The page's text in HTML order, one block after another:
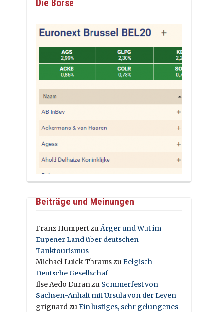
Die Börse
Beiträge und Meinungen
Franz HumpertzuÄrger und Wut im
Eupener Land über deutschen
Tanktourismus
Michael Luick-ThramszuBelgisch-
Deutsche Gesellschaft
Ilse Aedo Duranzu Sommerfest von
Sachsen-Anhalt mit Ursula von der Leyen
grignardzuEin lustiges, sehr gelungenes